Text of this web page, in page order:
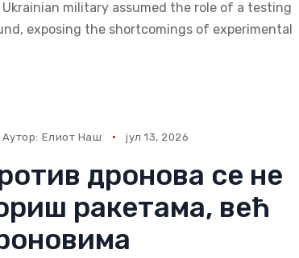
Ukrainian military assumed the role of a testing
exposing the shortcomings of experimental
Аутор: Елиот Наш јул 13, 2026
дронова се не
ракетама, већ